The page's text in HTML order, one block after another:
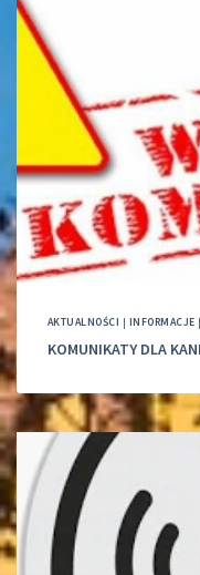
AKTUALNOŚCI | INFORMACJE
KOMUNIKATY DLA